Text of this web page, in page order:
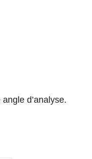
d’analyse.